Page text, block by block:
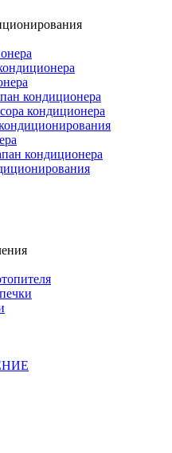
кондиционера
кондиционера
кондиционера